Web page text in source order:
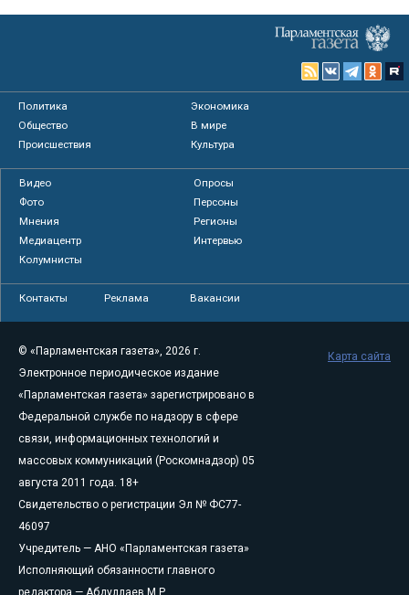
Политика
Экономика
Общество
В мире
Происшествия
Культура
Видео
Опросы
Фото
Персоны
Мнения
Регионы
Медиацентр
Интервью
Колумнисты
Контакты Реклама Вакансии
© «Парламентская газета», 2026 г.
Электронное периодическое издание
«Парламентская газета» зарегистрировано в
Федеральной службе по надзору в сфере
связи, информационных технологий и
массовых коммуникаций (Роскомнадзор) 05
августа 2011 года. 18+
Свидетельство о регистрации Эл № ФС77-
46097
Учредитель — АНО «Парламентская газета»
Исполняющий обязанности главного
редактора — Абдуллаев М.Р.
Карта сайта